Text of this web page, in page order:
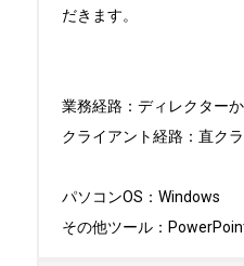
だきます。
業務経路：ディレクター
クライアント経路：直ク
パソコンOS：Windows
その他ツール：